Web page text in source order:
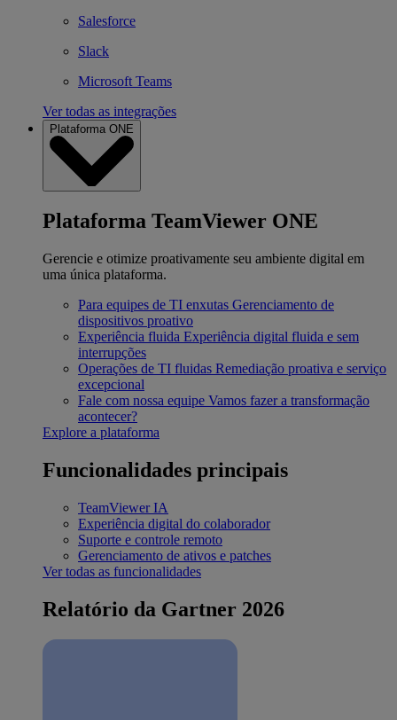
Salesforce
Slack
Microsoft Teams
Ver todas as integrações
Plataforma ONE
Plataforma TeamViewer ONE
Gerencie e otimize proativamente seu ambiente digital em
uma única plataforma.
Para equipes de TI enxutas Gerenciamento de
dispositivos proativo
Experiência fluida Experiência digital fluida e sem
interrupções
Operações de TI fluidas Remediação proativa e serviço
excepcional
Fale com nossa equipe Vamos fazer a transformação
acontecer?
Explore a plataforma
Funcionalidades principais
TeamViewer IA
Experiência digital do colaborador
Suporte e controle remoto
Gerenciamento de ativos e patches
Ver todas as funcionalidades
Relatório da Gartner 2026